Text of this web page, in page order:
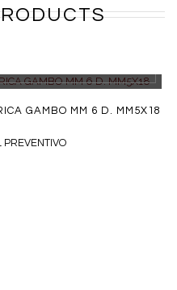
GAMBO MM 6 D. MM5X18
PREVENTIVO